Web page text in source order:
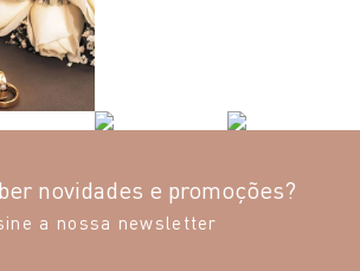
novidades e promoções?
a nossa newsletter